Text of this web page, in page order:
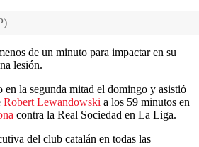
)
de un minuto para impactar en su
lesión.
la segunda mitad el domingo y asistió
Robert Lewandowski a los 59 minutos en
contra la Real Sociedad en La Liga.
del club catalán en todas las